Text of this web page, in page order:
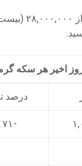
هر سکه گرمی
درصد
-۳.۷۱